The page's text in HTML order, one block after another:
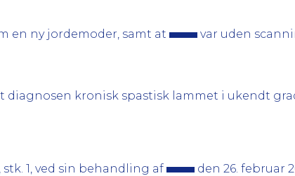
en ny jordemoder, samt at
var uden
kronisk spastisk lammet i ukendt
1, ved sin behandling af den 26. februar